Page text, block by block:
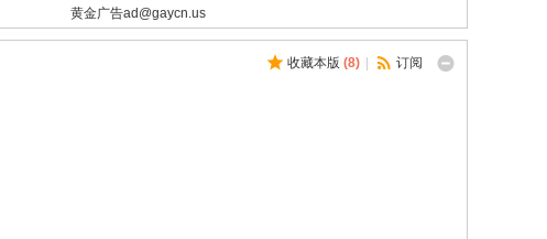
黄金广告ad@gaycn.us
收藏本版 (8) 订阅